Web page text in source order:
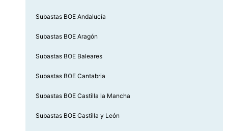
Subastas BOE Andalucía
Subastas BOE Aragón
Subastas BOE Baleares
Subastas BOE Cantabria
Subastas BOE Castilla la Mancha
Subastas BOE Castilla y León